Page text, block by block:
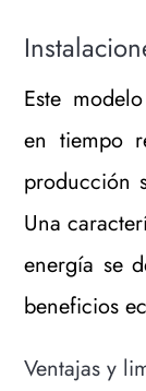
Este
en tiempo
producción
Una
energía se
beneficios
Ventajas y